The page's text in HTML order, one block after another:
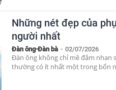
Những nét đẹp của
người nhất
Đàn ông-Đàn bà - 02/07/2026
Đàn ông không chỉ mê đắm nhan
thường có ít nhất một trong bốn